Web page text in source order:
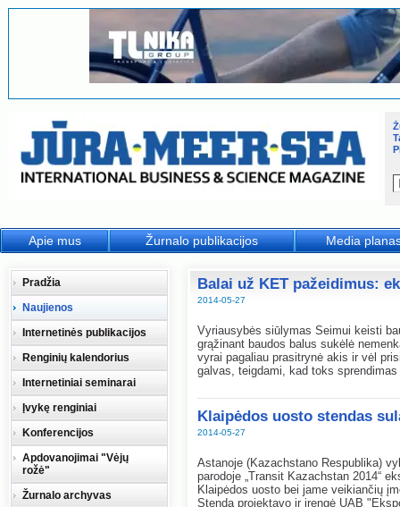
Balai už KET pažeidimus:
2014-05-27
Vyriausybės siūlymas Seimui keisti
grąžinant baudos balus sukėlė
vyrai pagaliau prasitrynė akis ir vėl
galvas, teigdami, kad toks
Klaipėdos uosto stendas
2014-05-27
Astanoje (Kazachstano Respublika)
parodoje „Transit Kazachstan 2014“
Klaipėdos uosto bei jame veikiančių
Stendą projektavo ir įrengė UAB
Pradžia
Naujienos
Internetinės publikacijos
Renginių kalendorius
Internetiniai seminarai
Įvykę renginiai
Konferencijos
Apdovanojimai "Vėjų
rožė"
Žurnalo archyvas
Apie mus Žurnalo publikacijos Media